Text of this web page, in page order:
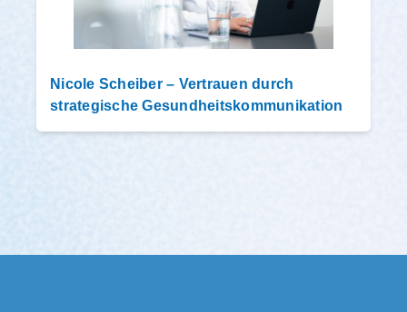
Nicole Scheiber – Vertrauen durch
strategische Gesundheitskommunikation